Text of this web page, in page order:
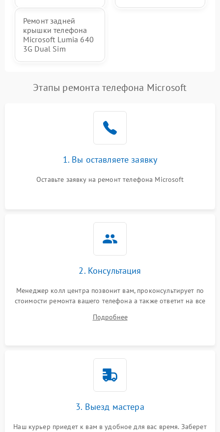
Ремонт задней
крышки телефона
Microsoft Lumia 640
3G Dual Sim
Этапы ремонта телефона Microsoft
1. Вы оставляете заявку
Оставьте заявку на ремонт телефона Microsoft
2. Консультация
Менеджер колл центра позвонит вам, проконсультирует по
стоимости ремонта вашего телефона а также ответит на все
Подробнее
3. Выезд мастера
Наш курьер приедет к вам в удобное для вас время. Заберет